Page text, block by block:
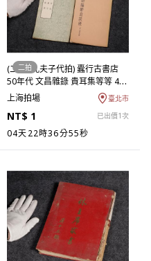
二拍
(二拍)(孔夫子代拍) 蠹行古書店
50年代 文昌雜錄 貴耳集等等 4冊
(台北回歸物件) (ASH-
上海拍場 臺北市
NT$ 1 已出價1次
04天22時36分55秒